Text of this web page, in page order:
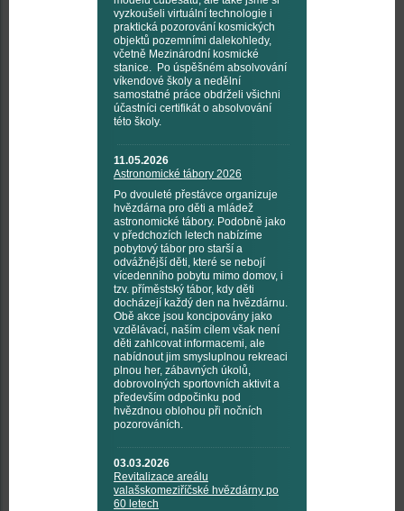
vyzkoušeli virtuální technologie i
praktická pozorování kosmických
objektů pozemními dalekohledy,
včetně Mezinárodní kosmické
stanice. Po úspěšném absolvování
víkendové školy a nedělní
samostatné práce obdrželi všichni
účastníci certifikát o absolvování
této školy.
11.05.2026
Astronomické tábory 2026
Po dvouleté přestávce organizuje
hvězdárna pro děti a mládež
astronomické tábory. Podobně jako
v předchozích letech nabízíme
pobytový tábor pro starší a
odvážnější děti, které se nebojí
vícedenního pobytu mimo domov, i
tzv. příměstský tábor, kdy děti
docházejí každý den na hvězdárnu.
Obě akce jsou koncipovány jako
vzdělávací, naším cílem však není
děti zahlcovat informacemi, ale
nabídnout jim smysluplnou rekreaci
plnou her, zábavných úkolů,
dobrovolných sportovních aktivit a
především odpočinku pod
hvězdnou oblohou při nočních
pozorováních.
03.03.2026
Revitalizace areálu
valašskomeziříčské hvězdárny po
60 letech